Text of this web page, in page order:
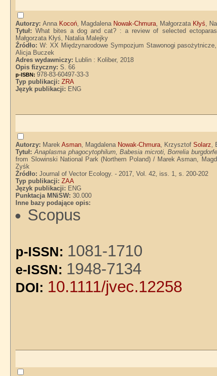
Autorzy:Anna Kocoń, Magdalena Nowak-Chmura, Małgorzata Kłyś,
Tytuł:What bites a dog and cat? : a review of selected
Małgorzata Kłyś, Natalia Malejky
Źródło:W: XX Międzynarodowe Sympozjum Stawonogi
Alicja Buczek
Adres wydawniczy: Lublin : Koliber, 2018
Opis fizyczny:S. 66
p-ISBN:978-83-60497-33-3
Typ publikacji:ZRA
Język publikacji: ENG
Autorzy: MarekAsman, Magdalena Nowak-Chmura, KrzysztofSolarz,
Tytuł:Anaplasma phagocytophilum, Babesia microti, Borrelia
from Slowinski National Park (Northern Poland) / Marek Asman,
Zyśk
Źródło:Journal of Vector Ecology. - 2017, Vol. 42, iss. 1, s. 200-202
Typ publikacji:ZAA
Język publikacji: ENG
Punktacja MNiSW:30.000
Inne bazy podające opis:
Scopus
p-ISSN: 1081-1710
e-ISSN: 1948-7134
DOI: 10.1111/jvec.12258